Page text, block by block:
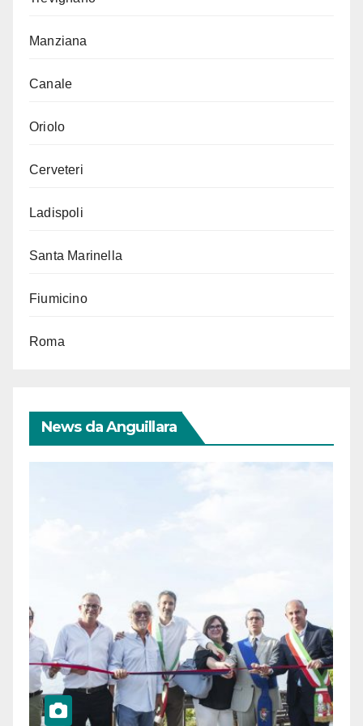
Manziana
Canale
Oriolo
Cerveteri
Ladispoli
Santa Marinella
Fiumicino
Roma
News da Anguillara